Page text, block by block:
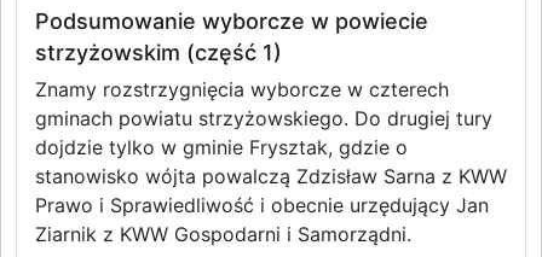
Podsumowanie wyborcze w powiecie
strzyżowskim (część 1)
Znamy rozstrzygnięcia wyborcze w czterech
gminach powiatu strzyżowskiego. Do drugiej tury
dojdzie tylko w gminie Frysztak, gdzie o
stanowisko wójta powalczą Zdzisław Sarna z KWW
Prawo i Sprawiedliwość i obecnie urzędujący Jan
Ziarnik z KWW Gospodarni i Samorządni.